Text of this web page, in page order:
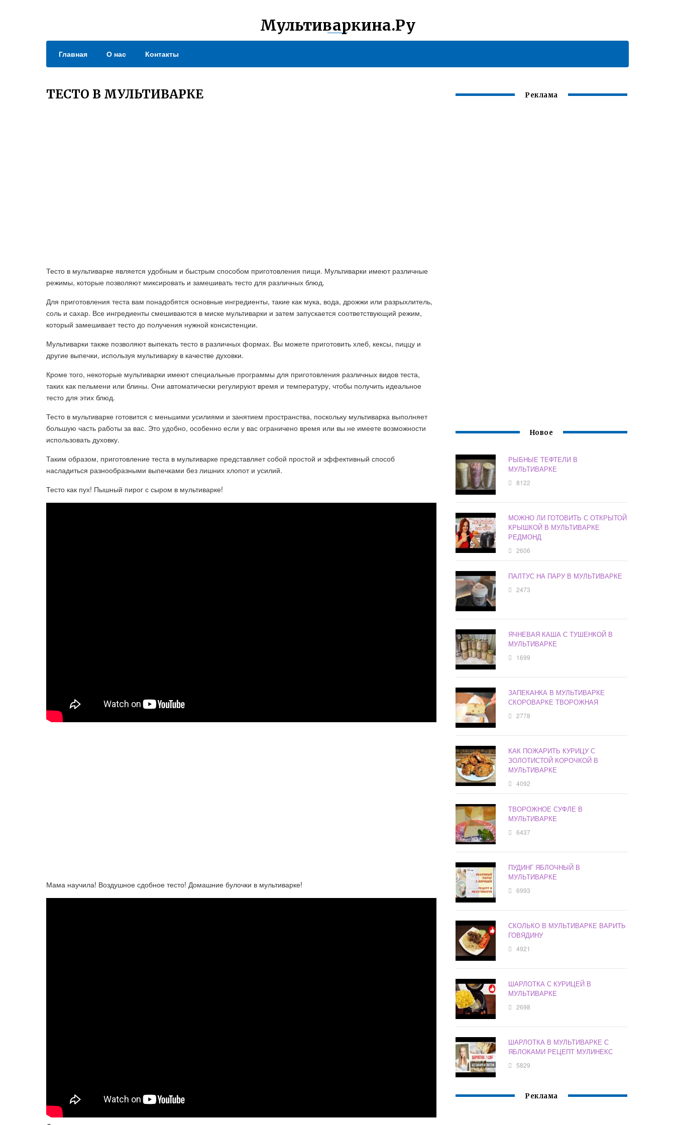
Мультиваркина.Ру
Главная О нас Контакты
ТЕСТО В МУЛЬТИВАРКЕ
Тесто в мультиварке является удобным и быстрым способом приготовления пищи. Мультиварки имеют различные
режимы, которые позволяют миксировать и замешивать тесто для различных блюд.
Для приготовления теста вам понадобятся основные ингредиенты, такие как мука, вода, дрожжи или разрыхлитель,
соль и сахар. Все ингредиенты смешиваются в миске мультиварки и затем запускается соответствующий режим,
который замешивает тесто до получения нужной консистенции.
Мультиварки также позволяют выпекать тесто в различных формах. Вы можете приготовить хлеб, кексы, пиццу и
другие выпечки, используя мультиварку в качестве духовки.
Кроме того, некоторые мультиварки имеют специальные программы для приготовления различных видов теста,
таких как пельмени или блины. Они автоматически регулируют время и температуру, чтобы получить идеальное
тесто для этих блюд.
Тесто в мультиварке готовится с меньшими усилиями и занятием пространства, поскольку мультиварка выполняет
большую часть работы за вас. Это удобно, особенно если у вас ограничено время или вы не имеете возможности
использовать духовку.
Таким образом, приготовление теста в мультиварке представляет собой простой и эффективный способ
насладиться разнообразными выпечками без лишних хлопот и усилий.
Тесто как пух! Пышный пирог с сыром в мультиварке!
Мама научила! Воздушное сдобное тесто! Домашние булочки в мультиварке!
Реклама
Новое
РЫБНЫЕ ТЕФТЕЛИ В
МУЛЬТИВАРКЕ
8122
МОЖНО ЛИ ГОТОВИТЬ С ОТКРЫТОЙ
КРЫШКОЙ В МУЛЬТИВАРКЕ
РЕДМОНД
2606
ПАЛТУС НА ПАРУ В МУЛЬТИВАРКЕ
2473
ЯЧНЕВАЯ КАША С ТУШЕНКОЙ В
МУЛЬТИВАРКЕ
1699
ЗАПЕКАНКА В МУЛЬТИВАРКЕ
СКОРОВАРКЕ ТВОРОЖНАЯ
2778
КАК ПОЖАРИТЬ КУРИЦУ С
ЗОЛОТИСТОЙ КОРОЧКОЙ В
МУЛЬТИВАРКЕ
4092
ТВОРОЖНОЕ СУФЛЕ В
МУЛЬТИВАРКЕ
6437
ПУДИНГ ЯБЛОЧНЫЙ В
МУЛЬТИВАРКЕ
6993
СКОЛЬКО В МУЛЬТИВАРКЕ ВАРИТЬ
ГОВЯДИНУ
4921
ШАРЛОТКА С КУРИЦЕЙ В
МУЛЬТИВАРКЕ
2698
ШАРЛОТКА В МУЛЬТИВАРКЕ С
ЯБЛОКАМИ РЕЦЕПТ МУЛИНЕКС
5829
Реклама